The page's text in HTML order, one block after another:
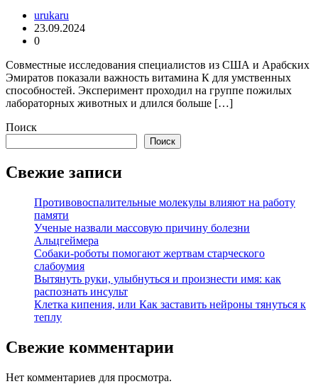
urukaru
23.09.2024
0
Совместные исследования специалистов из США и Арабских
Эмиратов показали важность витамина К для умственных
способностей. Эксперимент проходил на группе пожилых
лабораторных животных и длился больше […]
Поиск
Поиск
Свежие записи
Противовоспалительные молекулы влияют на работу
памяти
Ученые назвали массовую причину болезни
Альцгеймера
Собаки-роботы помогают жертвам старческого
слабоумия
Вытянуть руки, улыбнуться и произнести имя: как
распознать инсульт
Клетка кипения, или Как заставить нейроны тянуться к
теплу
Свежие комментарии
Нет комментариев для просмотра.